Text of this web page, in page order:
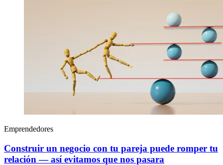
Emprendedores
Construir un negocio con tu pareja puede romper tu
relación — así evitamos que nos pasara